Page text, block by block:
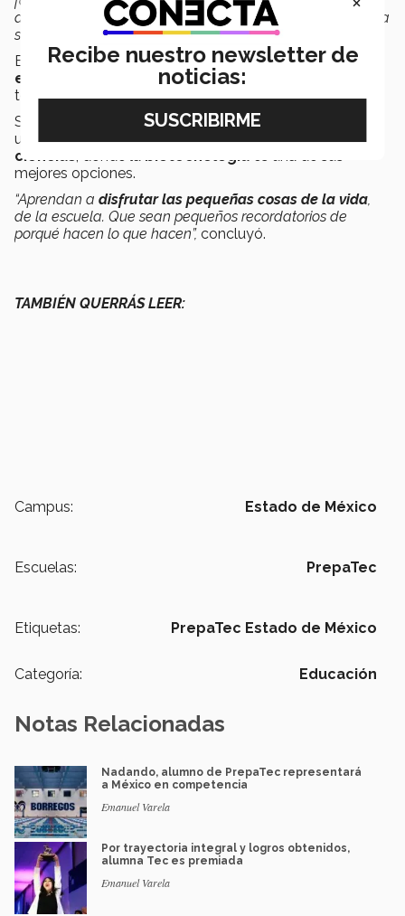
de ayudarlo y realmente mejorar, fue mi motivación
para
seguir creciendo”,declaró.
Brenda dijo sentir nerviosismo pero sobre todo mucha
emoción
por verse presentada y premiada frente a
todos los invitados de la gala y de sufamilia.
Su meta,
seguir mejorando su promedio dentro de la
universidad en elTec, perfilándose hacia lasáreas de
ciencias, donde la biotecnología es una de sus
mejores opciones.
“Aprendan a disfrutar las pequeñas cosas de la vida,
de la escuela. Que sean pequeños recordatorios de
porqué hacen lo que hacen”, concluyó.
TAMBIÉN QUERRÁS LEER:
Campus: Estado de México
Escuelas: PrepaTec
Etiquetas: PrepaTec Estado de México
Categoría: Educación
Notas Relacionadas
Nadando, alumno de PrepaTec representará
a México en competencia
Emanuel Varela
Por trayectoria integral y logros obtenidos,
alumna Tec es premiada
Emanuel Varela
Recibe nuestro newsletter de
noticias: